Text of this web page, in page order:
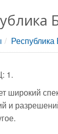
1.
широкий
и